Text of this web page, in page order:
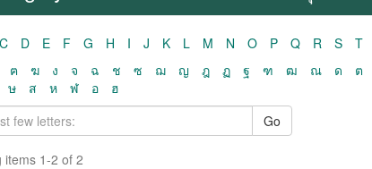
C D E F G H I J K L M N O P Q R S T
ฅ ฆ ง จ ฉ ช ซ ฌ ญ ฎ ฏ ฐ ฑ ฒ ณ ด ต
ษ ส ห ฬ อ
ฮ
Go
items 1-2 of 2